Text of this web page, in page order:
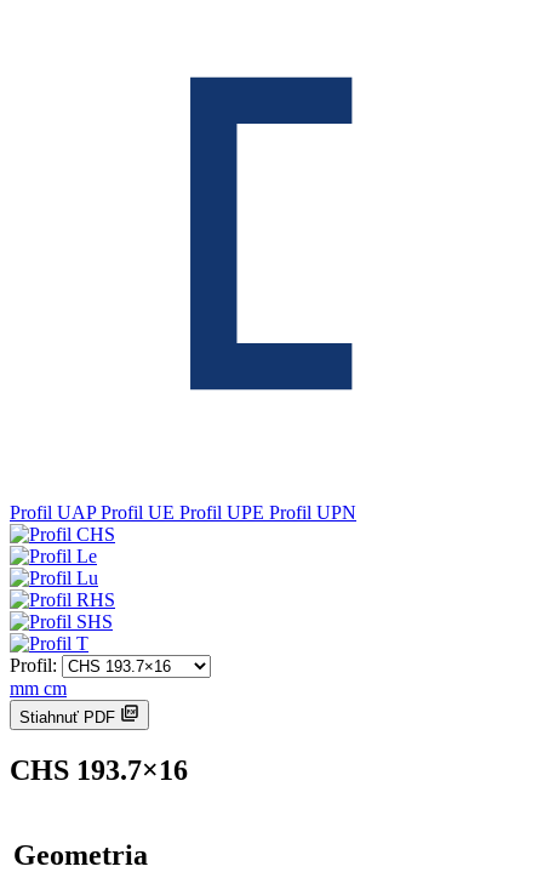
Profil UAPProfil UE Profil UPE Profil UPN
Profil:
mm cm
Stiahnuť PDF
CHS 193.7×16
Geometria